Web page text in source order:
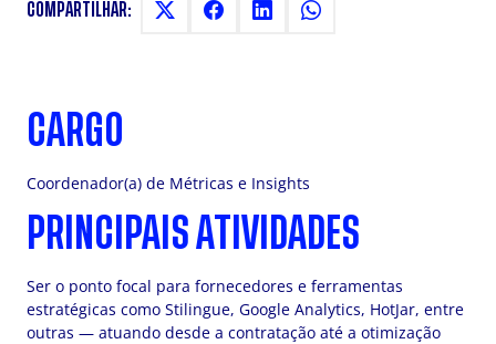
COMPARTILHAR:
CARGO
Coordenador(a) de Métricas e Insights
PRINCIPAIS ATIVIDADES
Ser o ponto focal para fornecedores e ferramentas
estratégicas como Stilingue, Google Analytics, HotJar, entre
outras — atuando desde a contratação até a otimização